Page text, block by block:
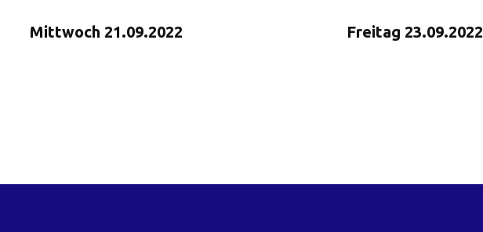
Mittwoch 21.09.2022 Freitag 23.09.2022